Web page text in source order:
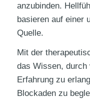
anzubinden.
basieren auf einer
Quelle.
Mit der
das Wissen,
Erfahrung zu
Blockaden zu